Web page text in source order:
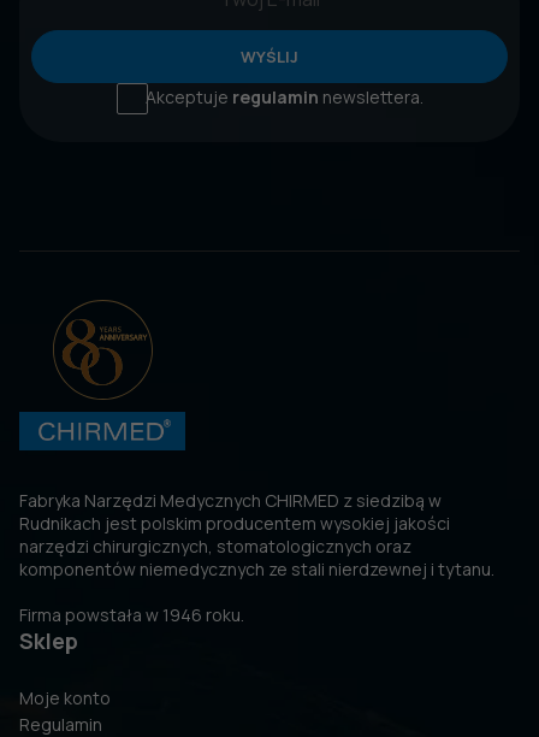
WYŚLIJ
Akceptuje regulamin newslettera.
Fabryka Narzędzi Medycznych CHIRMED z siedzibą w
Rudnikach jest polskim producentem wysokiej jakości
narzędzi chirurgicznych, stomatologicznych oraz
komponentów niemedycznych ze stali nierdzewnej i tytanu.
Firma powstała w 1946 roku.
Sklep
Moje konto
Regulamin